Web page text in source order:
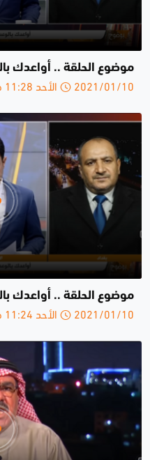
موضوع الحلقة .. أواعدك
2021/01/10 الأحد 11:28 ص
موضوع الحلقة .. أواعدك
2021/01/10 الأحد 11:24 ص